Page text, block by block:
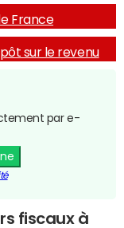
France
sur le revenu
par e-
fiscaux à